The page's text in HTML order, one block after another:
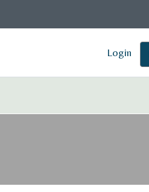
Login